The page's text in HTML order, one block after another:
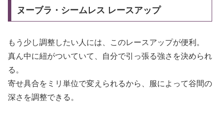
ヌーブラ・シームレス レースアップ
もう少し調整したい人には、このレースアップが便利。
真ん中に紐がついていて、自分で引っ張る強さを決められ
る。
寄せ具合をミリ単位で変えられるから、服によって谷間の
深さを調整できる。